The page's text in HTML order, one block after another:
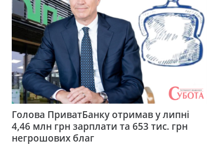
Голова ПриватБанку отримав у липні
4,46 млн грн зарплати та 653 тис. грн
негрошових благ